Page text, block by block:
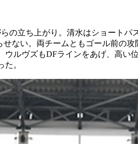
の立ち上がり。清水はショート
ない。両チームともゴール前の
ルヴズもDFラインをあげ、高
。